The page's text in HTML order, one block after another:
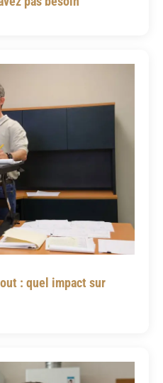
: quel impact sur